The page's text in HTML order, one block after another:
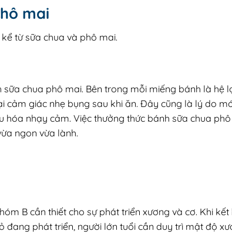
mai
từ sữa chua và phô mai.
chua phô mai. Bên trong mỗi miếng bánh là hệ
cảm giác nhẹ bụng sau khi ăn. Đây cũng là lý do
nhạy cảm. Việc thưởng thức bánh sữa chua
ngon vừa lành.
B cần thiết cho sự phát triển xương và cơ. Khi kết
phát triển, người lớn tuổi cần duy trì mật độ